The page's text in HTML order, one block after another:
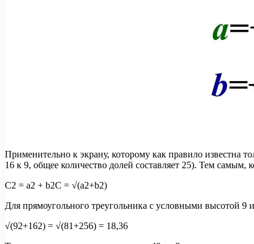
Применительно к экрану, которому как правило известна
16 к 9, общее количество долей составляет 25). Тем самым,
C2 = a2 + b2C = √(a2+b2)
Для прямоугольного треугольника с условными высотой 9
√(92+162) = √(81+256) = 18,36